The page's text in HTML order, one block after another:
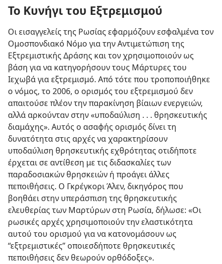
Το Κυνήγι του Εξτρεμισμού
Οι εισαγγελείς της Ρωσίας εφαρμόζουν εσφαλμένα τον
Ομοσπονδιακό Νόμο για την Αντιμετώπιση της
Εξτρεμιστικής Δράσης και τον χρησιμοποιούν ως
βάση για να κατηγορήσουν τους Μάρτυρες του
Ιεχωβά για εξτρεμισμό. Από τότε που τροποποιήθηκε
ο νόμος, το 2006, ο ορισμός του εξτρεμισμού δεν
απαιτούσε πλέον την παρακίνηση βίαιων ενεργειών,
αλλά αρκούνταν στην «υποδαύλιση . . . θρησκευτικής
διαμάχης». Αυτός ο ασαφής ορισμός δίνει τη
δυνατότητα στις αρχές να χαρακτηρίσουν
υποδαύλιση θρησκευτικής εχθρότητας οτιδήποτε
έρχεται σε αντίθεση με τις διδασκαλίες των
παραδοσιακών θρησκειών ή προάγει άλλες
πεποιθήσεις. Ο Γκρέγκορι Άλεν, δικηγόρος που
βοηθάει στην υπεράσπιση της θρησκευτικής
ελευθερίας των Μαρτύρων στη Ρωσία, δήλωσε: «Οι
ρωσικές αρχές χρησιμοποιούν την ελαστικότητα
αυτού του ορισμού για να κατονομάσουν ως
“εξτρεμιστικές” οποιεσδήποτε θρησκευτικές
πεποιθήσεις δεν θεωρούν ορθόδοξες».